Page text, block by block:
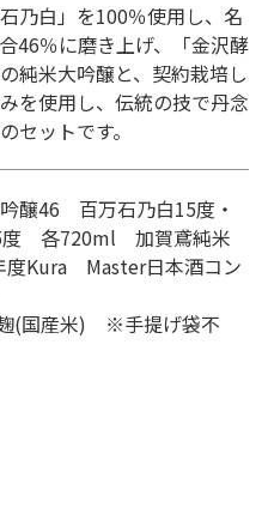
乃白」を100％使用し、名
46％に磨き上げ、「金沢酵
純米大吟醸と、契約栽培し
を使用し、伝統の技で丹念
セットです。
醸46 百万石乃白15度・
各720ml 加賀鳶純米
度Kura Master日本酒コン
(国産米) ※手提げ袋不